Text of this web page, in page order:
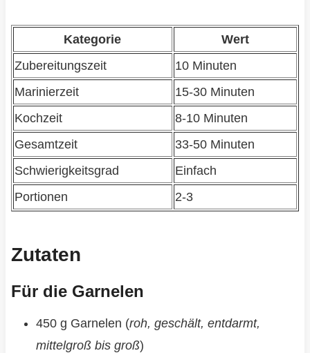
Kategorie
Wert
Zubereitungszeit
10 Minuten
Marinierzeit
15-30 Minuten
Kochzeit
8-10 Minuten
Gesamtzeit
33-50 Minuten
Schwierigkeitsgrad
Einfach
Portionen
2-3
Zutaten
Für die Garnelen
450 g Garnelen (roh, geschält, entdarmt,
mittelgroß bis groß)